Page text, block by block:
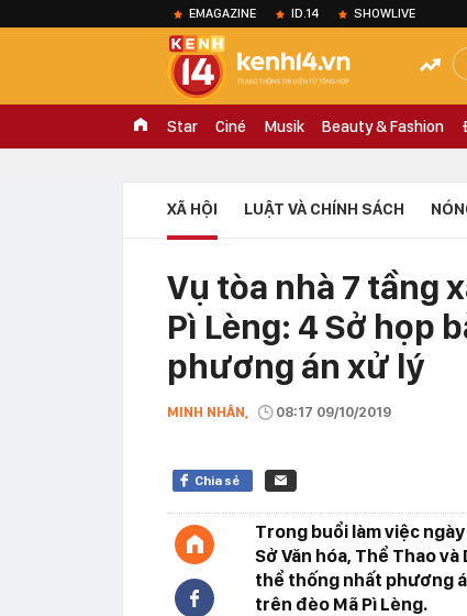
EMAGAZINE ID.14 SHOWLIVE
Star Ciné Musik Beauty & Fashion
XÃ HỘI LUẬT VÀ CHÍNH SÁCH
Vụ tòa nhà 7 tầng
Pì Lèng: 4 Sở họp
phương án xử lý
MINH NHÂN, 08:17 09/10/2019
Chia sẻ
Trong buổi làm việc
Sở Văn hóa, Thể Thao
thể thống nhất phương
trên đèo Mã Pì Lèng.